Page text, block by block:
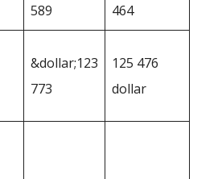
589
464
&dollar;123
773
125 476
dollar